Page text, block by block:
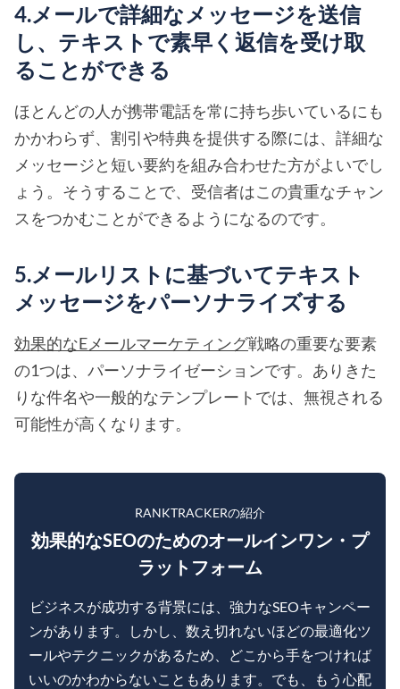
4.メールで詳細なメッセージを送信
し、テキストで素早く返信を受け取
ることができる
ほとんどの人が携帯電話を常に持ち歩いているにも
かかわらず、割引や特典を提供する際には、詳細な
メッセージと短い要約を組み合わせた方がよいでし
ょう。そうすることで、受信者はこの貴重なチャン
スをつかむことができるようになるのです。
5.メールリストに基づいてテキスト
メッセージをパーソナライズする
効果的なEメールマーケティング戦略の重要な要素
の1つは、パーソナライゼーションです。ありきた
りな件名や一般的なテンプレートでは、無視される
可能性が高くなります。
RANKTRACKERの紹介
効果的なSEOのためのオールインワン・プ
ラットフォーム
ビジネスが成功する背景には、強力なSEOキャンペー
ンがあります。しかし、数え切れないほどの最適化ツ
ールやテクニックがあるため、どこから手をつければ
いいのかわからないこともあります。でも、もう心配